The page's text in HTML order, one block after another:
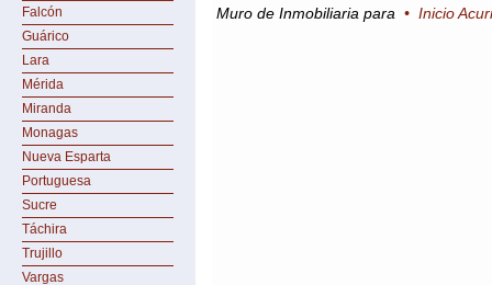
Falcón
Guárico
Lara
Mérida
Miranda
Monagas
Nueva Esparta
Portuguesa
Sucre
Táchira
Trujillo
Vargas
Muro de Inmobiliaria para • Inicio